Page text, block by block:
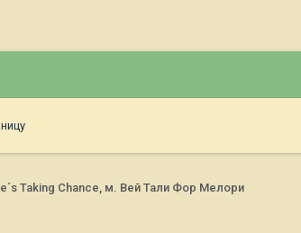
Taking Chance, м. Вей Тали Фор Мелори